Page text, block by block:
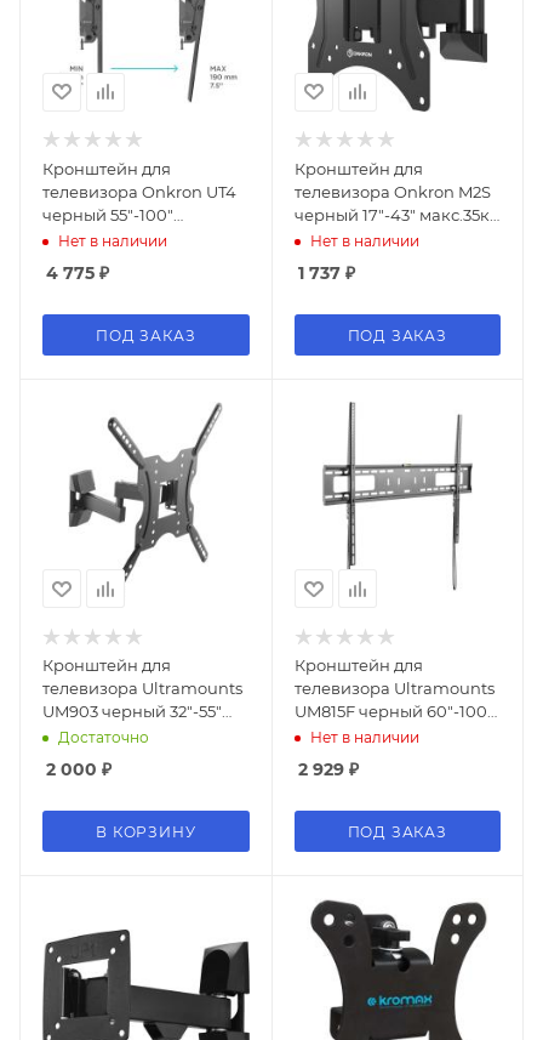
Кронштейн для
телевизора Onkron UT4
черный 55"-100"
макс.75кг настенный
Нет в наличии
4 775 ₽
ПОД ЗАКАЗ
Кронштейн для
телевизора Onkron M2S
черный 17"-43" макс.35кг
настенный поворот и
Нет в наличии
1 737₽
ПОД ЗАКАЗ
Кронштейн для
телевизора Ultramounts
UM903 черный 32"-55"
макс.20кг настенный
наклонный
Достаточно
2 000 ₽
В КОРЗИНУ
Кронштейн для
телевизора Ultramounts
UM815F черный 60"-100"
макс.75кг настенный
Нет в наличии
2 929₽
ПОД ЗАКАЗ